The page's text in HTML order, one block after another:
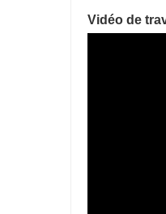
Vidéo de